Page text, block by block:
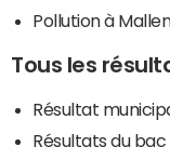
Pollution à
Tous les
Résultat
Résultats du